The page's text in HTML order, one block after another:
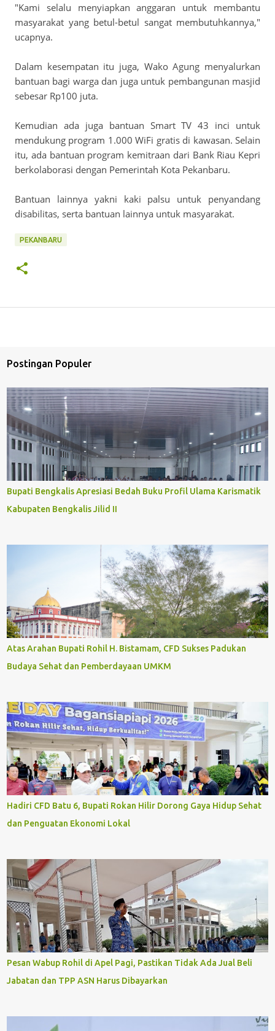
"Kami selalu menyiapkan anggaran untuk membantu
masyarakat yang betul-betul sangat membutuhkannya,"
ucapnya.
Dalam kesempatan itu juga, Wako Agung menyalurkan
bantuan bagi warga dan juga untuk pembangunan masjid
sebesar Rp100 juta.
Kemudian ada juga bantuan Smart TV 43 inci untuk
mendukung program 1.000 WiFi gratis di kawasan. Selain
itu, ada bantuan program kemitraan dari Bank Riau Kepri
berkolaborasi dengan Pemerintah Kota Pekanbaru.
Bantuan lainnya yakni kaki palsu untuk penyandang
disabilitas, serta bantuan lainnya untuk masyarakat.
PEKANBARU
Postingan Populer
Bupati Bengkalis Apresiasi Bedah Buku Profil Ulama Karismatik
Kabupaten Bengkalis Jilid II
Atas Arahan Bupati Rohil H. Bistamam, CFD Sukses Padukan
Budaya Sehat dan Pemberdayaan UMKM
Hadiri CFD Batu 6, Bupati Rokan Hilir Dorong Gaya Hidup Sehat
dan Penguatan Ekonomi Lokal
Pesan Wabup Rohil di Apel Pagi, Pastikan Tidak Ada Jual Beli
Jabatan dan TPP ASN Harus Dibayarkan